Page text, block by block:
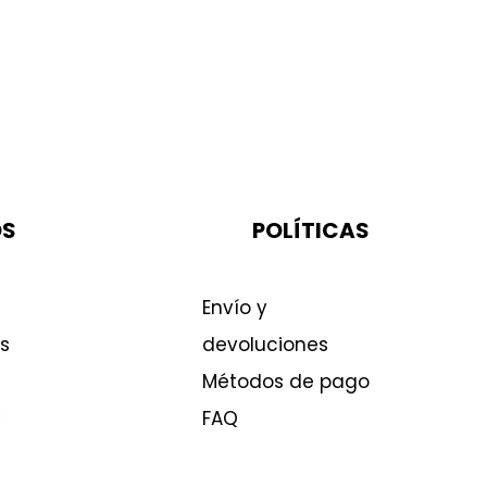
POLÍTICAS
Envío y
devoluciones
Métodos de pago
FAQ